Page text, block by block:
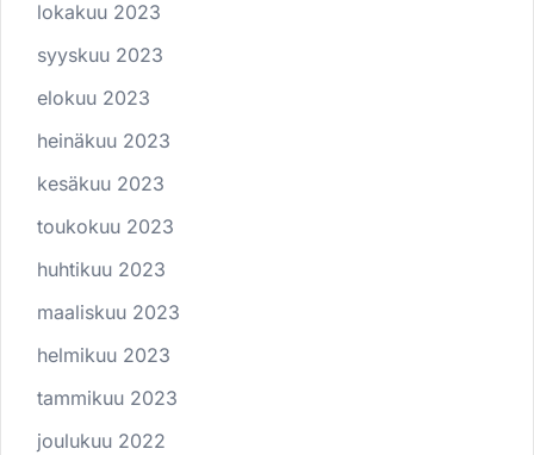
lokakuu 2023
syyskuu 2023
elokuu 2023
heinäkuu 2023
kesäkuu 2023
toukokuu 2023
huhtikuu 2023
maaliskuu 2023
helmikuu 2023
tammikuu 2023
joulukuu 2022